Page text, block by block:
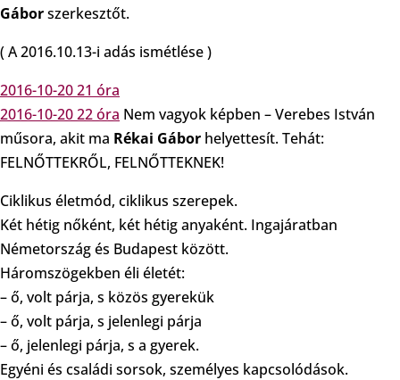
Gáborszerkesztőt.
( A 2016.10.13-i adás ismétlése )
2016-10-20 21 óra
2016-10-20 22 óra Nem vagyok képben – Verebes István
műsora, akit ma Rékai Gábor helyettesít. Tehát:
FELNŐTTEKRŐL, FELNŐTTEKNEK!
Ciklikus életmód, ciklikus szerepek.
Két hétig nőként, két hétig anyaként. Ingajáratban
Németország és Budapest között.
Háromszögekben éli életét:
– ő, volt párja, s közös gyerekük
– ő, volt párja, s jelenlegi párja
– ő, jelenlegi párja, s a gyerek.
Egyéni és családi sorsok, személyes kapcsolódások.